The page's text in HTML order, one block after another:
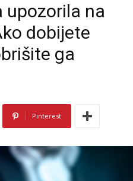
upozorila na
dobijete
ga
Pinterest